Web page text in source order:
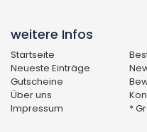
weitere Infos
Startseite
Neueste Einträge
Gutscheine
Über uns
Impressum
*